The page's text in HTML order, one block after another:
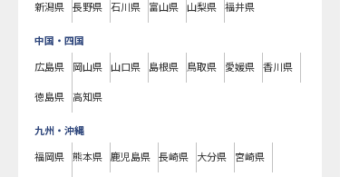
新潟県 長野県 石川県 富山県 山梨県 福井県
中国・四国
広島県 岡山県 山口県 島根県 鳥取県 愛媛県 香川県
徳島県 高知県
九州・沖縄
福岡県 熊本県 鹿児島県 長崎県 大分県 宮崎県